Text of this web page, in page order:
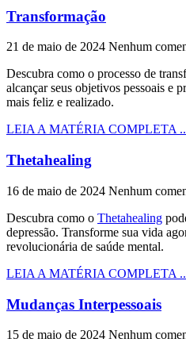
Transformação
21 de maio de 2024 Nenhum
Descubra como o processo de
alcançar seus objetivos pessoais e
mais feliz e realizado.
LEIA A MATÉRIA COMPLETA
Thetahealing
16 de maio de 2024 Nenhum
Descubra como o Thetahealing
depressão. Transforme sua vida
revolucionária de saúde mental.
LEIA A MATÉRIA COMPLETA
Mudanças Interpessoais
15 de maio de 2024 Nenhum